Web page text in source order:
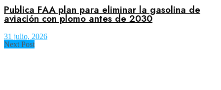
Publica FAA plan para eliminar la gasolina de
aviación con plomo antes de 2030
31 julio, 2026
Next Post